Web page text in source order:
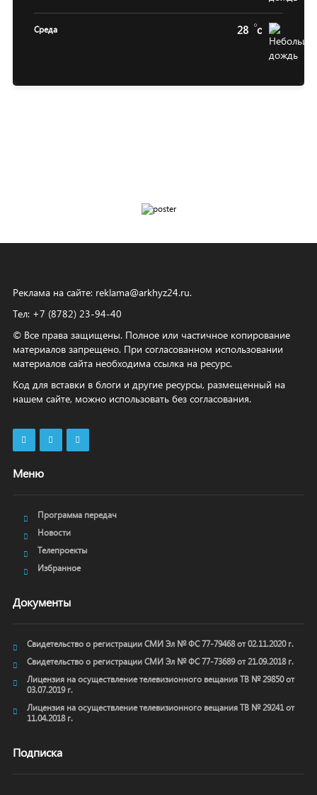
Среда 28 c
Реклама на сайте: reklama@arkhyz24.ru.
Тел: +7 (8782) 23‑94‑40
© Все права защищены. Полное или частичное копирование
материалов запрещено. При согласованном использовании
материалов сайта необходима ссылка на ресурс.
Код для вставки в блоги и другие ресурсы, размещенный на
нашем сайте, можно использовать без согласования.
Меню
Программа передач
Новости
Телепроекты
Избранное
Документы
Свидетельство о регистрации СМИ Эл № ФС 77-79468 от 02.11.2020 г.
Свидетельство о регистрации СМИ Эл № ФС 77-73689 от 21.09.2018 г.
Лицензия на осуществление телевизионного вещания ТВ № 29850 от
03.07.2019 г.
Лицензия на осуществление телевизионного вещания ТВ № 29241 от
11.04.2018 г.
Подписка